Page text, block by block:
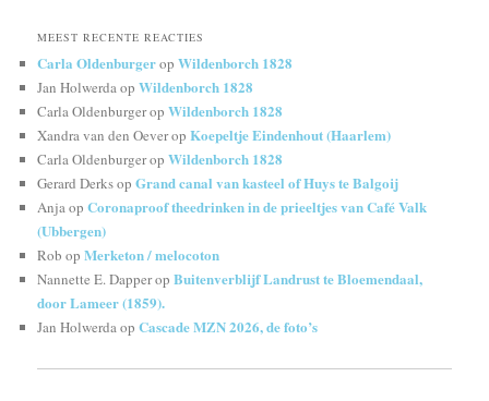
MEEST RECENTE REACTIES
Carla OldenburgeropWildenborch 1828
Jan HolwerdaopWildenborch 1828
Carla OldenburgeropWildenborch 1828
Xandra van den OeveropKoepeltje Eindenhout (Haarlem)
Carla OldenburgeropWildenborch 1828
Gerard DerksopGrand canal van kasteel of Huys te Balgoij
AnjaopCoronaproof theedrinken in de prieeltjes van Café Valk
(Ubbergen)
Rob opMerketon / melocoton
Nannette E. DapperopBuitenverblijf Landrust te Bloemendaal,
door Lameer (1859).
Jan HolwerdaopCascade MZN 2026, de foto’s